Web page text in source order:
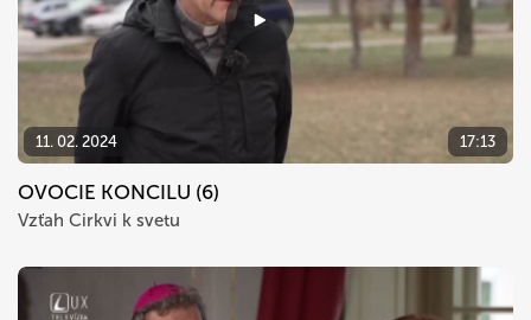
11. 02. 2024 17:13
OVOCIE KONCILU (6)
Vzťah Cirkvi k svetu